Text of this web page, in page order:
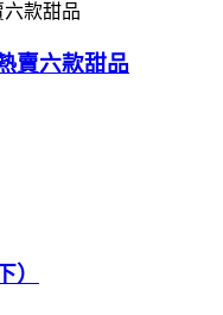
賣六款甜品
）